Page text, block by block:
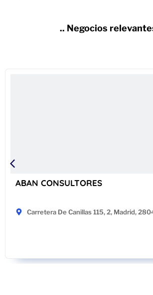
.. Negocios
ABAN CONSULTORES
Carretera De Canillas 115, 2, Madrid,